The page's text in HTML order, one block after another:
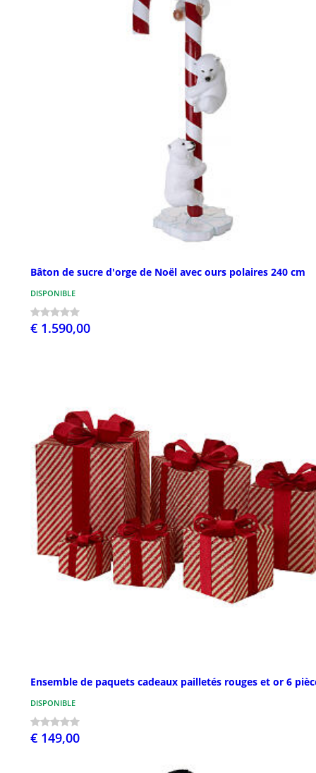
Bâton de sucre d'orge de Noël avec ours polaires 240 cm
DISPONIBLE
€ 1.590,00
Ensemble de paquets cadeaux pailletés rouges et or 6
DISPONIBLE
€ 149,00